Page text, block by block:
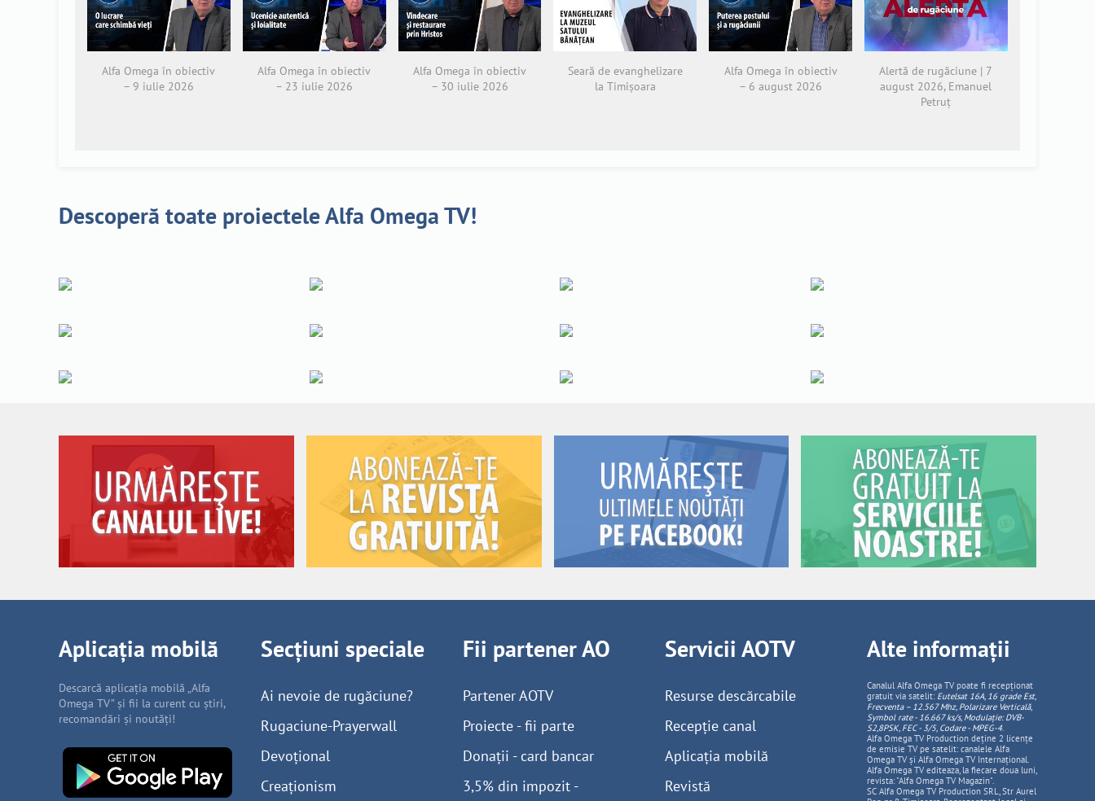
Alfa Omega în obiectiv
– 9 iulie 2026
Alfa Omega în obiectiv
– 23 iulie 2026
Alfa Omega în obiectiv
– 30 iulie 2026
Seară de evanghelizare
la Timișoara
Alfa Omega în obiectiv
– 6 august 2026
Alertă de rugăciune | 7
august 2026, Emanuel
Petruț
Descoperă toate proiectele Alfa Omega TV!
Aplicația mobilă
Descarcă aplicația mobilă „Alfa
Omega TV” și fii la curent cu știri,
recomandări și noutăți!
Secțiuni speciale
Ai nevoie de rugăciune?
Rugaciune-Prayerwall
Devoțional
Creaționism
Fii partener AO
Partener AOTV
Proiecte - fii parte
Donații - card bancar
3,5% din impozit -
Servicii AOTV
Resurse descărcabile
Recepție canal
Aplicația mobilă
Revistă
Alte informații
Canalul Alfa Omega TV poate fi recepționat
gratuit via satelit: Eutelsat 16A, 16 grade Est,
Frecventa – 12.567 Mhz, PolarizareVerticală,
Symbol rate - 16.667 ks/s, Modulație: DVB-
S2,8PSK, FEC - 3/5, Codare - MPEG-4.
Alfa Omega TV Production deține 2 licențe
de emisie TV pe satelit: canalele Alfa
Omega TV și Alfa Omega TV Internațional.
Alfa Omega TV editeaza, la fiecare doua luni,
revista: "Alfa Omega TV Magazin".
SC Alfa Omega TV Production SRL, Str Aurel